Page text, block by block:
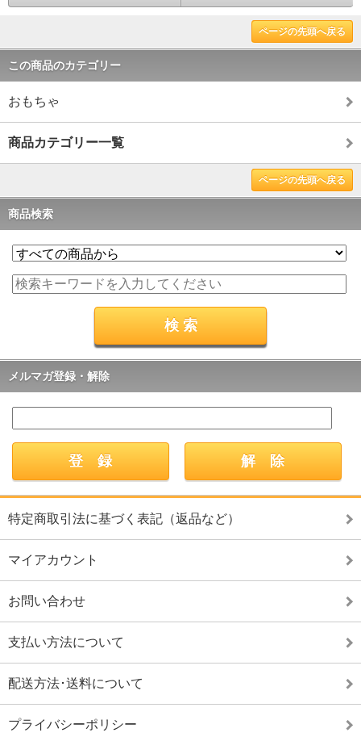
ページの先頭へ戻る
この商品のカテゴリー
おもちゃ
商品カテゴリー一覧
ページの先頭へ戻る
商品検索
メルマガ登録・解除
特定商取引法に基づく表記（返品など）
マイアカウント
お問い合わせ
支払い方法について
配送方法･送料について
プライバシーポリシー